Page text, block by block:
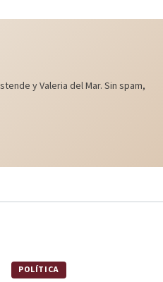
y Valeria del Mar. Sin spam,
POLÍTICA